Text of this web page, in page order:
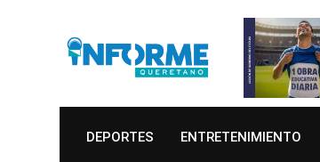
DEPORTES ENTRETENIMIENTO